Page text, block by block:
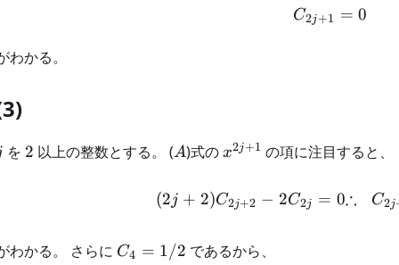
C2j +1 = 0
わかる。
を 2
2 以上の整数とする。 (A
A)式のx^{2j+1}
x2j +1 の項に注目すると、
(2j + 2)C2j+2 − 2C2j = 0∴ C2j
わかる。 さらに C_4=1/2
C4 = 1/2 であるから、